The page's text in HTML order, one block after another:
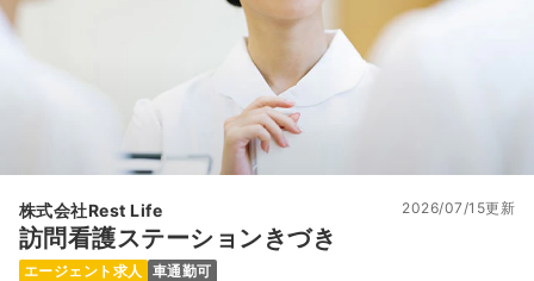
株式会社Rest Life
訪問看護ステーションきづき
2026/07/15更新
エージェント求人 車通勤可